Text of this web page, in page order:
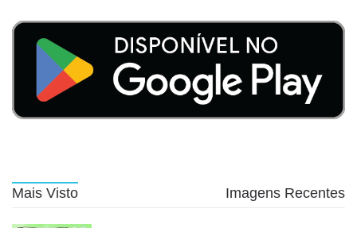
Mais Visto Imagens Recentes